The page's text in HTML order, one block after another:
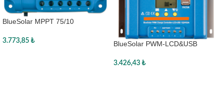
BlueSolar MPPT 75/10
3.773,85 ₺
BlueSolar PWM-LCD&USB
3.426,43 ₺